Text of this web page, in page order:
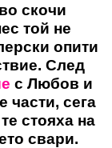
скочи
той не
опити
След
с Любов и
части, сега
стояха на
свари.